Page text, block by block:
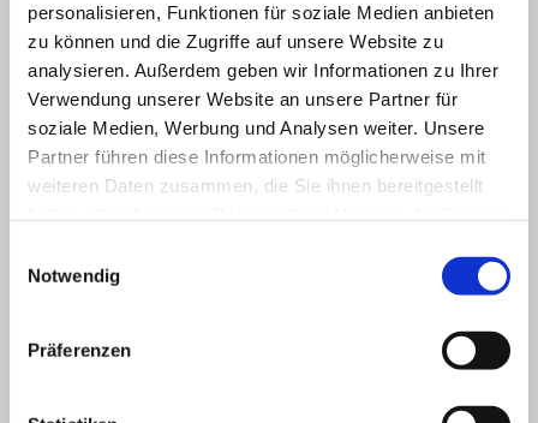
personalisieren, Funktionen für soziale Medien anbieten
zu können und die Zugriffe auf unsere Website zu
analysieren. Außerdem geben wir Informationen zu Ihrer
Verwendung unserer Website an unsere Partner für
soziale Medien, Werbung und Analysen weiter. Unsere
Partner führen diese Informationen möglicherweise mit
weiteren Daten zusammen, die Sie ihnen bereitgestellt
Notwendig
Präferenzen
Oben, Innenansicht von einem Gartenhaus, mit gemütlicher Sitzecke